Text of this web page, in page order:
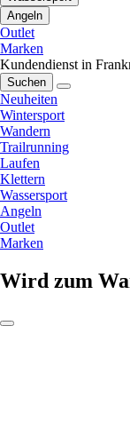
Angeln
Outlet
Marken
Kundendienst in
Suchen
Neuheiten
Wintersport
Wandern
Trailrunning
Laufen
Klettern
Wassersport
Angeln
Outlet
Marken
Wird zum